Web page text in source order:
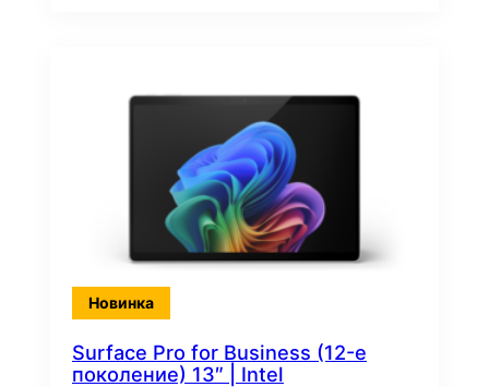
Новинка
Surface Pro for Business (12-е
поколение) 13″ | Intel